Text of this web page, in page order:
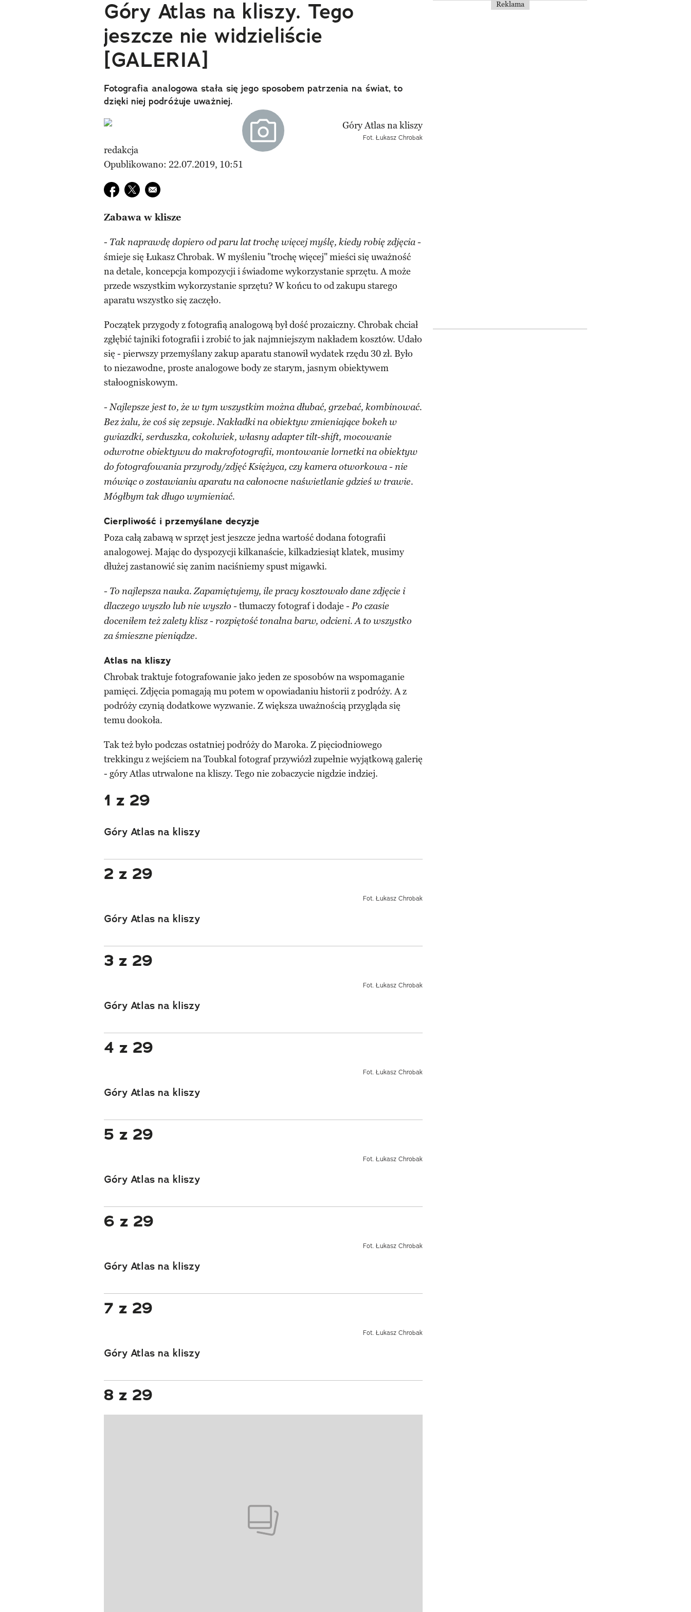
Góry Atlas na kliszy. Tego
jeszcze nie widzieliście
[GALERIA]
Fotografia analogowa stała się jego sposobem patrzenia na świat, to
dzięki niej podróżuje uważniej.
Fot. Łukasz Chrobak
redakcja
Opublikowano: 22.07.2019, 10:51
Udostępnij na facebook
Udostępnij na twitter
E-mail do przyjaciela
Zabawa w klisze
- Tak naprawdę dopiero od paru lat trochę więcej myślę, kiedy robię zdjęcia-
śmieje się Łukasz Chrobak. W myśleniu "trochę więcej" mieści się uważność
na detale, koncepcja kompozycji i świadome wykorzystanie sprzętu. A może
przede wszystkim wykorzystanie sprzętu? W końcu to od zakupu starego
aparatu wszystko się zaczęło.
Początek przygody z fotografią analogową był dość prozaiczny. Chrobak chciał
zgłębić tajniki fotografii i zrobić to jak najmniejszym nakładem kosztów. Udało
się - pierwszy przemyślany zakup aparatu stanowił wydatek rzędu 30 zł. Było
to niezawodne, proste analogowe body ze starym, jasnym obiektywem
stałoogniskowym.
- Najlepsze jest to, że w tym wszystkim można dłubać, grzebać, kombinować.
Bez żalu, że coś się zepsuje. Nakładki na obiektyw zmieniające bokeh w
gwiazdki, serduszka, cokolwiek, własny adapter tilt-shift, mocowanie
odwrotne obiektywu do makrofotografii, montowanie lornetki na obiektyw
do fotografowania przyrody/zdjęć Księżyca, czy kamera otworkowa - nie
mówiąc o zostawianiu aparatu na całonocne naświetlanie gdzieś w trawie.
Mógłbym tak długo wymieniać.
Cierpliwość i przemyślane decyzje
Poza całą zabawą w sprzęt jest jeszcze jedna wartość dodana fotografii
analogowej. Mając do dyspozycji kilkanaście, kilkadziesiąt klatek, musimy
dłużej zastanowić się zanim naciśniemy spust migawki.
- To najlepsza nauka.Zapamiętujemy, ile pracy kosztowało dane zdjęcie i
dlaczego wyszło lub nie wyszło - tłumaczy fotograf i dodaje - Po czasie
doceniłem też zalety klisz - rozpiętość tonalna barw, odcieni. A to wszystko
za śmieszne pieniądze.
Atlas na kliszy
Chrobak traktuje fotografowanie jako jeden ze sposobów na wspomaganie
pamięci. Zdjęcia pomagają mu potem w opowiadaniu historii z podróży. A z
podróży czynią dodatkowe wyzwanie. Z większa uważnością przygląda się
temu dookoła.
Tak też było podczas ostatniej podróży do Maroka. Z pięciodniowego
trekkingu z wejściem na Toubkal fotograf przywiózł zupełnie wyjątkową galerię
- góry Atlas utrwalone na kliszy. Tego nie zobaczycie nigdzie indziej.
1 z 29
Góry Atlas na kliszy
2 z 29
Fot. Łukasz Chrobak
Góry Atlas na kliszy
3 z 29
Fot. Łukasz Chrobak
Góry Atlas na kliszy
4 z 29
Fot. Łukasz Chrobak
Góry Atlas na kliszy
5 z 29
Fot. Łukasz Chrobak
Góry Atlas na kliszy
6 z 29
Fot. Łukasz Chrobak
Góry Atlas na kliszy
7 z 29
Fot. Łukasz Chrobak
Góry Atlas na kliszy
8 z 29
Reklama